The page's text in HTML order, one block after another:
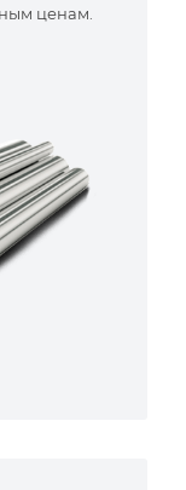
ценам.